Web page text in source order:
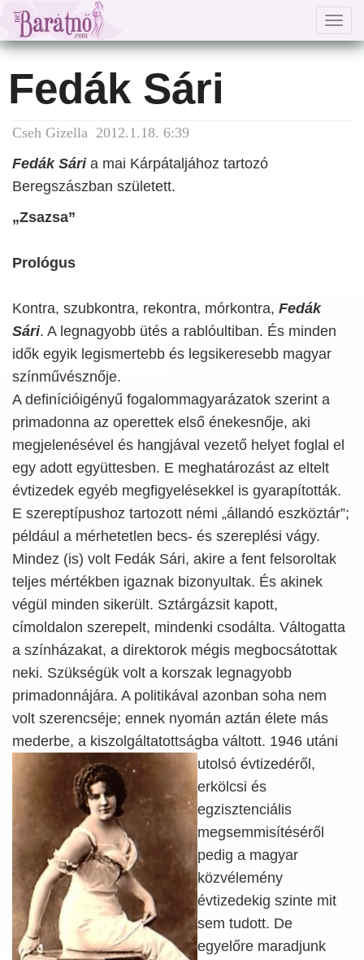
Fedák Sári
Cseh Gizella 2012.1.18. 6:39
Fedák Sária mai Kárpátaljához tartozó
Beregszászban született.
„Zsazsa”
Prológus
Kontra, szubkontra, rekontra, mórkontra, Fedák
Sári. A legnagyobb ütés a rablóultiban. És minden
idők egyik legismertebb és legsikeresebb magyar
színművésznője.
A definícióigényű fogalommagyarázatok szerint a
primadonna az operettek első énekesnője, aki
megjelenésével és hangjával vezető helyet foglal el
egy adott együttesben. E meghatározást az eltelt
évtizedek egyéb megfigyelésekkel is gyarapították.
E szereptípushoz tartozott némi „állandó eszköztár”;
például a mérhetetlen becs- és szereplési vágy.
Mindez (is) volt Fedák Sári, akire a fent felsoroltak
teljes mértékben igaznak bizonyultak. És akinek
végül minden sikerült. Sztárgázsit kapott,
címoldalon szerepelt, mindenki csodálta. Váltogatta
a színházakat, a direktorok mégis megbocsátottak
neki. Szükségük volt a korszak legnagyobb
primadonnájára. A politikával azonban soha nem
volt szerencséje; ennek nyomán aztán élete más
mederbe, a kiszolgáltatottságba váltott. 1946 utáni
utolsó évtizedéről,
erkölcsi és
egzisztenciális
megsemmisítéséről
pedig a magyar
közvélemény
évtizedekig szinte mit
sem tudott. De
egyelőre maradjunk